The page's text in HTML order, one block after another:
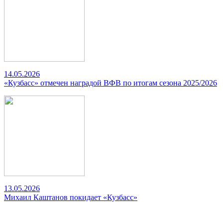
14.05.2026
«Кузбасс» отмечен наградой ВФВ по итогам сезона 2025/2026
13.05.2026
Михаил Каштанов покидает «Кузбасс»